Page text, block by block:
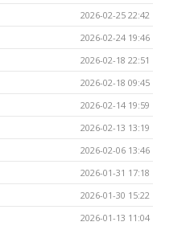
2026-02-25 22:42
2026-02-24 19:46
2026-02-18 22:51
2026-02-18 09:45
2026-02-14 19:59
2026-02-13 13:19
2026-02-06 13:46
2026-01-31 17:18
2026-01-30 15:22
2026-01-13 11:04